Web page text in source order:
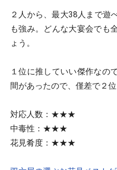
２人から、最大38人まで遊
も強み。どんな大宴会でも
ょう。
１位に推していい傑作なの
間があったので、僅差で２位
対応人数：★★★
中毒性：★★★
花見肴度：★★★